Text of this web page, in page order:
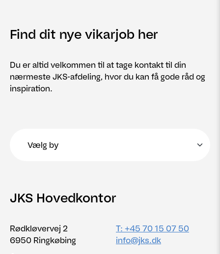
Find dit nye vikarjob her
Du er altid velkommen til at tage kontakt til din
nærmeste JKS-afdeling, hvor du kan få gode råd og
inspiration.
JKS Hovedkontor
Rødkløvervej 2
6950 Ringkøbing
T: +45 70 15 07 50
info@jks.dk